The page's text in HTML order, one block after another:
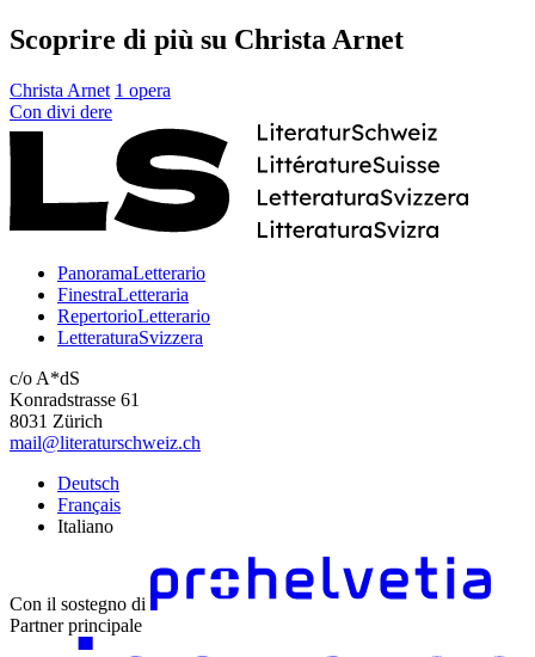
Scoprire di più su Christa Arnet
Christa Arnet 1 opera
Con divi dere
PanoramaLetterario
FinestraLetteraria
RepertorioLetterario
LetteraturaSvizzera
c/o A*dS
Konradstrasse 61
8031 Zürich
mail@literaturschweiz.ch
Deutsch
Français
Italiano
Con il sostegno di
Partner principale